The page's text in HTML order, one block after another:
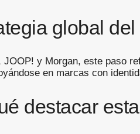
global
y Morgan, este paso
en marcas con
destacar